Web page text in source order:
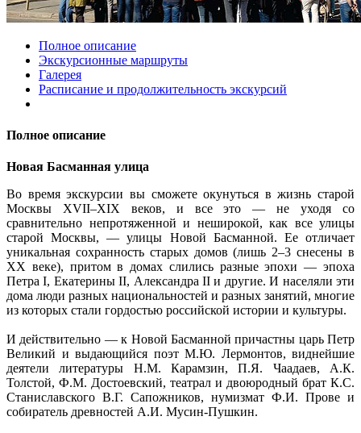
Полное описание
Экскурсионные маршруты
Галерея
Расписание и продолжительность экскурсий
Полное описание
Новая Басманная улица
Во время экскурсии вы сможете окунуться в жизнь старой
Москвы XVII–XIX веков, и все это — не уходя со
сравнительно непротяженной и неширокой, как все улицы
старой Москвы, — улицы Новой Басманной. Ее отличает
уникальная сохранность старых домов (лишь 2–3 снесены в
ХХ веке), притом в домах слились разные эпохи — эпоха
Петра I, Екатерины II, Александра II и другие. И населяли эти
дома люди разных национальностей и разных занятий, многие
из которых стали гордостью российской истории и культуры.
И действительно — к Новой Басманной причастны царь Петр
Великий и выдающийся поэт М.Ю. Лермонтов, виднейшие
деятели литературы Н.М. Карамзин, П.Я. Чаадаев, А.К.
Толстой, Ф.М. Достоевский, театрал и двоюродный брат К.С.
Станиславского В.Г. Сапожников, нумизмат Ф.И. Прове и
собиратель древностей А.И. Мусин-Пушкин.